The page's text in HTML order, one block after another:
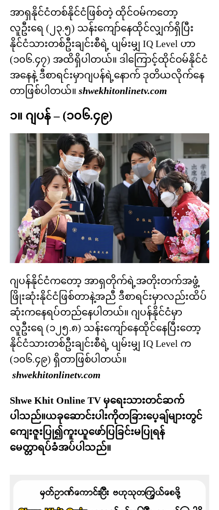
အာရှနိုင်ငံတစ်နိုင်ငံဖြစ်တဲ့ ထိုင်ဝမ်ကတော့
လူဦးရေ (၂၃.၅) သန်းကျော်နေထိုင်လျှက်ရှိပြီး
နိုင်ငံသားတစ်ဦးချင်းစီရဲ့ ပျမ်းမျှ IQ Level ဟာ
(၁၀၆.၄၇) အထိရှိပါတယ်။ ဒါကြောင့်ထိုင်ဝမ်နိုင်ငံ
အနေနဲ့ ဒီစာရင်းမှာဂျပန်ရဲ့နောက် ဒုတိယလိုက်နေ
တာဖြစ်ပါတယ်။ shwekhitonlinetv.com
၁။ ဂျပန် – (၁၀၆.၄၉)
ဂျပန်နိုင်ငံကတော့ အာရှတိုက်ရဲ့အတိုးတက်အဖွံ့
ဖြိုးဆုံးနိုင်ငံဖြစ်တာနဲ့အညီ ဒီစာရင်းမှာလည်းထိပ်
ဆုံးကနေရပ်တည်နေပါတယ်။ ဂျပန်နိုင်ငံမှာ
လူဦးရေ (၁၂၅.၈) သန်းကျော်နေထိုင်နေပြီးတော့
နိုင်ငံသားတစ်ဦးချင်းစီရဲ့ ပျမ်းမျှ IQ Level က
(၁၀၆.၄၉) ရှိတာဖြစ်ပါတယ်။
shwekhitonlinetv.com
Shwe Khit Online TV မှရေးသားတင်ဆက်
ပါသည်။ယခုဆောင်းပါးကိုတခြားပေ့ချ်များတွင်
ကျေးဇူးပြု၍ကူးယူဖော်ပြခြင်းမပြုရန်
မေတ္တာရပ်ခံအပ်ပါသည်။